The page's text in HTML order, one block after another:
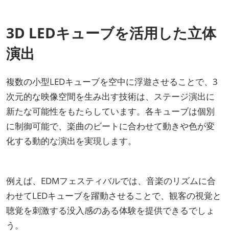
3D LEDキューブを活用した立体
演出
複数の小型LEDキューブを空中に浮遊させることで、3
次元的な映像空間を生み出す技術は、ステージ演出に
新たな可能性をもたらしています。各キューブは個別
に制御可能で、楽曲のビートに合わせて動きや色が変
化する動的な演出を実現します。
例えば、EDMフェスティバルでは、音楽のリズムに合
わせてLEDキューブを躍動させることで、観客の視覚と
聴覚を刺激する没入感のある体験を提供できるでしょ
う。